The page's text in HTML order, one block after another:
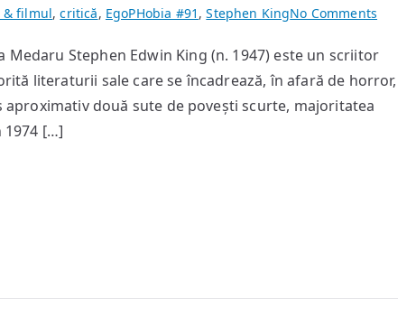
& filmul,critică, EgoPHobia #91 ,Stephen KingNo Comments
King
–
Stephen Edwin King (n. 1947) este un scriitor
literaturii sale care se încadrează, în afară de horror,
aproximativ două sute de povești scurte, majoritatea
1974 […]